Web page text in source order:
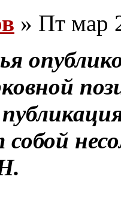
» Пт мар
собой